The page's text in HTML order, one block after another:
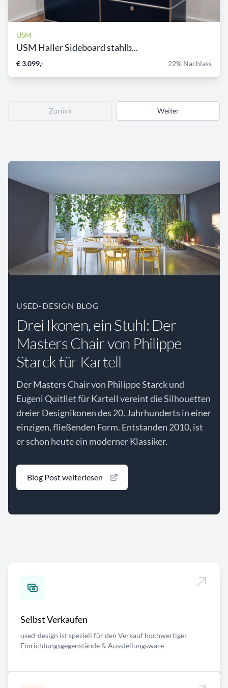
USM
USM Haller Sideboard stahlb...
€ 3.099,- 22% Nachlass
Zurück Weiter
USED-DESIGN BLOG
Drei Ikonen, ein Stuhl: Der
Masters Chair von Philippe
Starck für Kartell
Der Masters Chair von Philippe Starck und
Eugeni Quitllet für Kartell vereint die Silhouetten
dreier Designikonen des 20. Jahrhunderts in einer
einzigen, fließenden Form. Entstanden 2010, ist
er schon heute ein moderner Klassiker.
Blog Post weiterlesen
Selbst Verkaufen
used-design ist speziell für den Verkauf hochwertiger
Einrichtungsgegenstände & Ausstellungsware